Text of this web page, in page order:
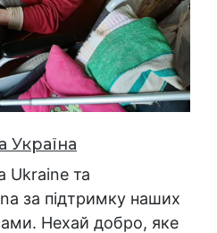
Україна
Ukraine та
за підтримку наших
Нехай добро, яке